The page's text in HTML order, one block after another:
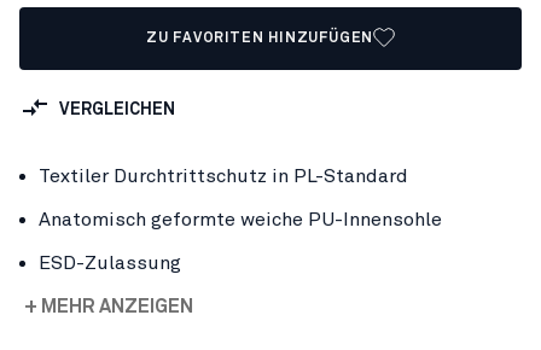
ZU FAVORITEN HINZUFÜGEN
VERGLEICHEN
Textiler Durchtrittschutz in PL-Standard
Anatomisch geformte weiche PU-Innensohle
ESD-Zulassung
+ MEHR ANZEIGEN